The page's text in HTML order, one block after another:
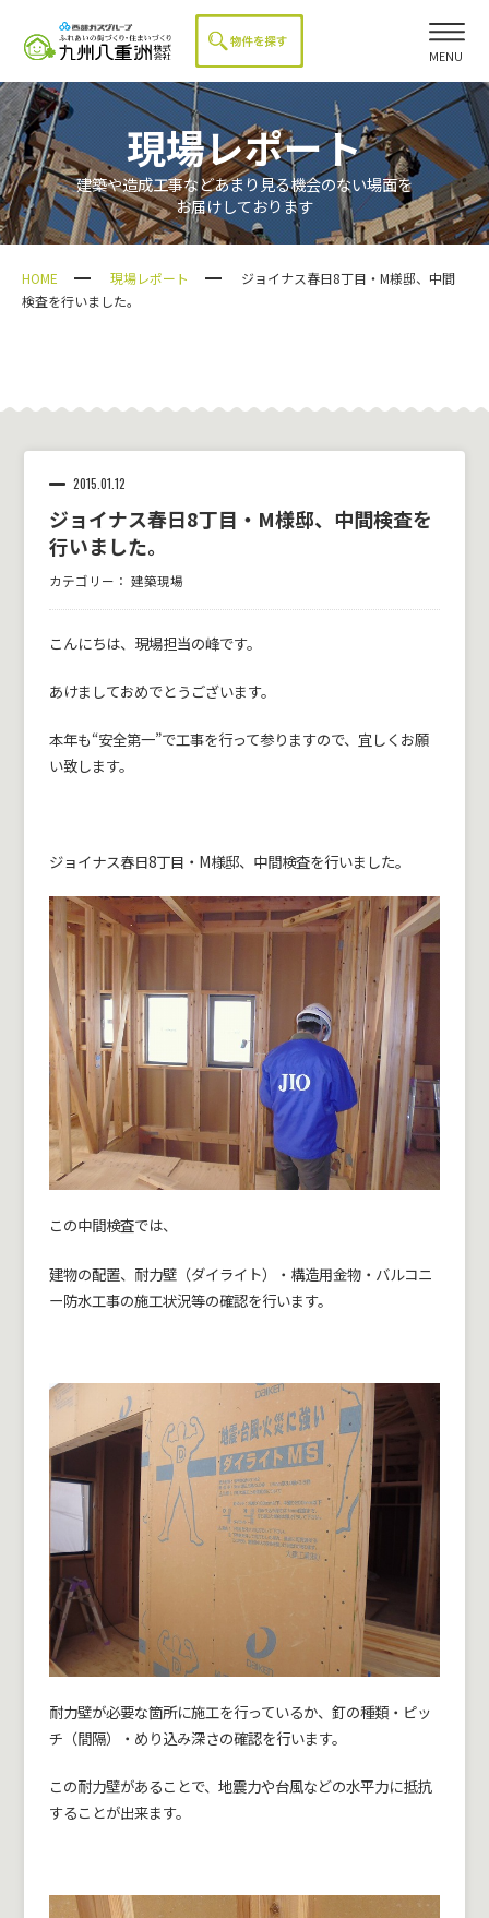
MENU
現場レポート
建築や造成工事などあまり見る機会のない場面を
お届けしております
HOME 現場レポート
ジョイナス春日8丁目・M様邸、中間
検査を行いました。
2015.01.12
ジョイナス春日8丁目・M様邸、中間検査を
行いました。
カテゴリー： 建築現場
こんにちは、現場担当の峰です。
あけましておめでとうございます。
本年も“安全第一”で工事を行って参りますので、宜しくお願
い致します。
ジョイナス春日8丁目・M様邸、中間検査を行いました。
この中間検査では、
建物の配置、耐力壁（ダイライト）・構造用金物・バルコニ
ー防水工事の施工状況等の確認を行います。
耐力壁が必要な箇所に施工を行っているか、釘の種類・ピッ
チ（間隔）・めり込み深さの確認を行います。
この耐力壁があることで、地震力や台風などの水平力に抵抗
することが出来ます。